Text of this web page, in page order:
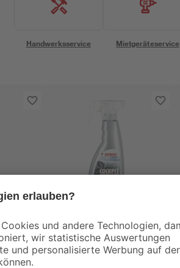
Handwerksservice Mietgeräteservice
Sonax
Cockpitreiniger